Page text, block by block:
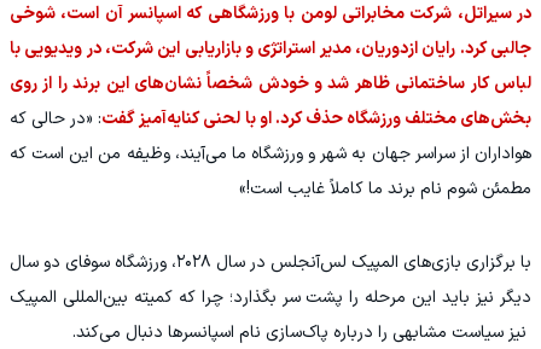
در سیراتل، شرکت مخابراتی لومن با ورزشگاهی که اسپانسر آن است، شوخی
جالبی کرد. رایان ازدوریان، مدیر استراتژی و بازاریابی این شرکت، در ویدیویی با
لباس کار ساختمانی ظاهر شد و خودش شخصاً نشان‌های این برند را از روی
بخش‌های مختلف ورزشگاه حذف کرد. او با لحنی کنایه‌آمیز گفت: «در حالی که
هواداران از سراسر جهان به شهر و ورزشگاه ما می‌آیند، وظیفه من این است که
مطمئن شوم نام برند ما کاملاً غایب است!»
با برگزاری بازی‌های المپیک لس‌آنجلس در سال ۲۰۲۸، ورزشگاه سوفای دو سال
دیگر نیز باید این مرحله را پشت سر بگذارد؛ چرا که کمیته بین‌المللی المپیک
نیز سیاست مشابهی را درباره پاک‌سازی نام اسپانسرها دنبال می‌کند.